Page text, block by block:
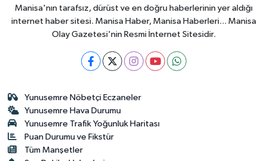
Manisa'nın tarafsız, dürüst ve en doğru haberlerinin yer aldığı
internet haber sitesi. Manisa Haber, Manisa Haberleri... Manisa
Olay Gazetesi'nin Resmi İnternet Sitesidir.
Yunusemre Nöbetçi Eczaneler
Yunusemre Hava Durumu
Yunusemre Trafik Yoğunluk Haritası
Puan Durumu ve Fikstür
Tüm Manşetler